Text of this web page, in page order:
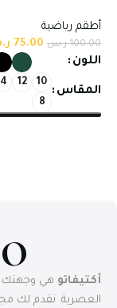
أطقم رياضية
100.00 ر.س 75.00
اللون
المقاس
10
12
8
أكتيفاتو هي وجهتك
العصرية. نقدم لك